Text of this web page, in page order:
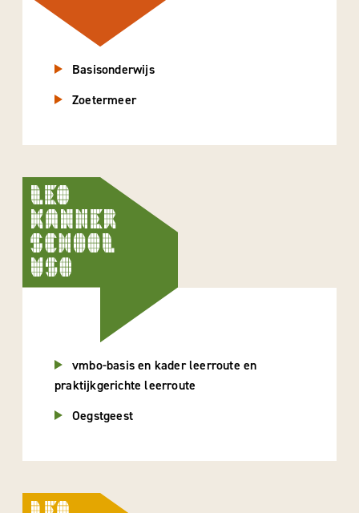
Basisonderwijs
Zoetermeer
vmbo-basis en kader leerroute en
praktijkgerichte leerroute
Oegstgeest